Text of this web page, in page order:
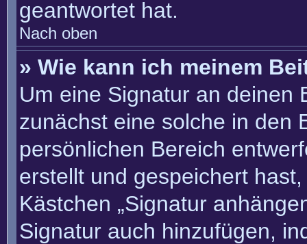
geantwortet hat.
Nach oben
» Wie kann ich meinem
Um eine Signatur an deinen
zunächst eine solche in den
persönlichen Bereich
erstellt und gespeichert
Kästchen „Signatur
Signatur auch hinzufügen,